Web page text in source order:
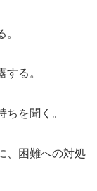
る。
を聞く。
、困難への対処